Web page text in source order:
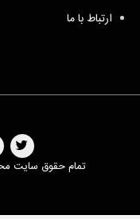
ارتباط با ما
تمام حقوق سایت